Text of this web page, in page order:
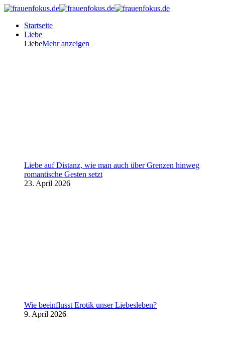
Startseite
Liebe
LiebeMehr anzeigen
Liebe auf Distanz, wie man auch über Grenzen hinweg
romantische Gesten setzt
23. April 2026
Wie beeinflusst Erotik unser Liebesleben?
9. April 2026